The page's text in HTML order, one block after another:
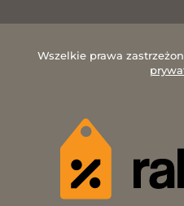
Wszelkie prawa